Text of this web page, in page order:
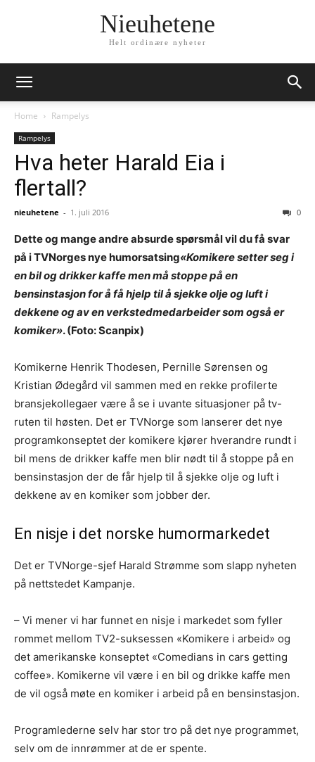
Nieuhetene
Helt ordinære nyheter
Home Rampelys
Rampelys
Hva heter Harald Eia i
flertall?
nieuhetene - 1. juli 2016 0
Dette og mange andre absurde spørsmål vil du få svar
på i TVNorges nye humorsatsing«Komikere setter seg i
en bil og drikker kaffe men må stoppe på en
bensinstasjon for å få hjelp til å sjekke olje og luft i
dekkene og av en verkstedmedarbeider som også er
komiker». (Foto: Scanpix)
Komikerne Henrik Thodesen, Pernille Sørensen og
Kristian Ødegård vil sammen med en rekke profilerte
bransjekollegaer være å se i uvante situasjoner på tv-
ruten til høsten. Det er TVNorge som lanserer det nye
programkonseptet der komikere kjører hverandre rundt i
bil mens de drikker kaffe men blir nødt til å stoppe på en
bensinstasjon der de får hjelp til å sjekke olje og luft i
dekkene av en komiker som jobber der.
En nisje i det norske humormarkedet
Det er TVNorge-sjef Harald Strømme som slapp nyheten
på nettstedet Kampanje.
– Vi mener vi har funnet en nisje i markedet som fyller
rommet mellom TV2-suksessen «Komikere i arbeid» og
det amerikanske konseptet «Comedians in cars getting
coffee». Komikerne vil være i en bil og drikke kaffe men
de vil også møte en komiker i arbeid på en bensinstasjon.
Programlederne selv har stor tro på det nye programmet,
selv om de innrømmer at de er spente.